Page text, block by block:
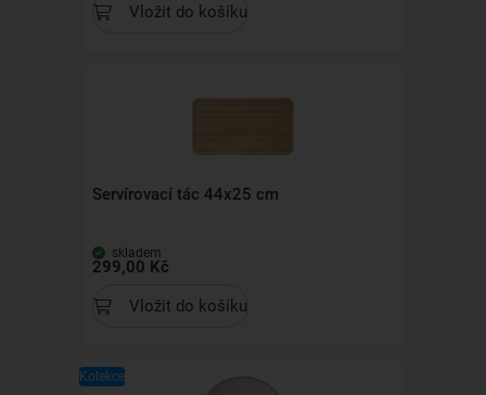
Vložit do košíku
Servírovací tác 44x25 cm
skladem
299,00 Kč
Vložit do košíku
Kolekce